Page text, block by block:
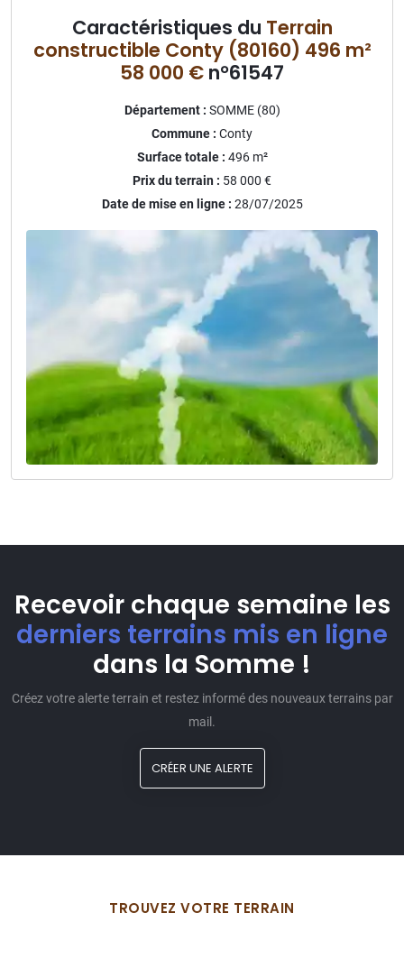
Caractéristiques du Terrain
constructible Conty (80160) 496 m²
58 000 € n°61547
Département : SOMME (80)
Commune : Conty
Surface totale : 496 m²
Prix du terrain : 58 000 €
Date de mise en ligne : 28/07/2025
Recevoir chaque semaine les
derniers terrains mis en ligne
dans la Somme !
Créez votre alerte terrain et restez informé des nouveaux terrains par
mail.
CRÉER UNE ALERTE
TROUVEZ VOTRE TERRAIN